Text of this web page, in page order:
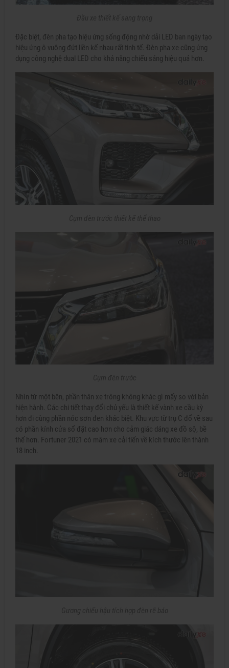
Đặc biệt, đèn pha tạo hiệu ứng sống động nhờ dải LED ban ngày tạo
hiệu ứng ô vuông đứt liền kế nhau rất tinh tế. Đèn pha xe cũng ứng
dụng công nghệ dual LED cho khả năng chiếu sáng hiệu quả hơn.
Nhìn từ một bên, phần thân xe trông không khác gì mấy so với bản
hiện hành. Các chi tiết thay đổi chủ yếu là thiết kế vành xe cầu kỳ
hơn đi cùng phần nóc sơn đen khác biệt. Khu vực từ trụ C đổ về sau
có phần kính cửa sổ đặt cao hơn cho cảm giác dáng xe đồ sộ, bề
thế hơn. Fortuner 2021 có mâm xe cải tiến về kích thước lên thành
18 inch.